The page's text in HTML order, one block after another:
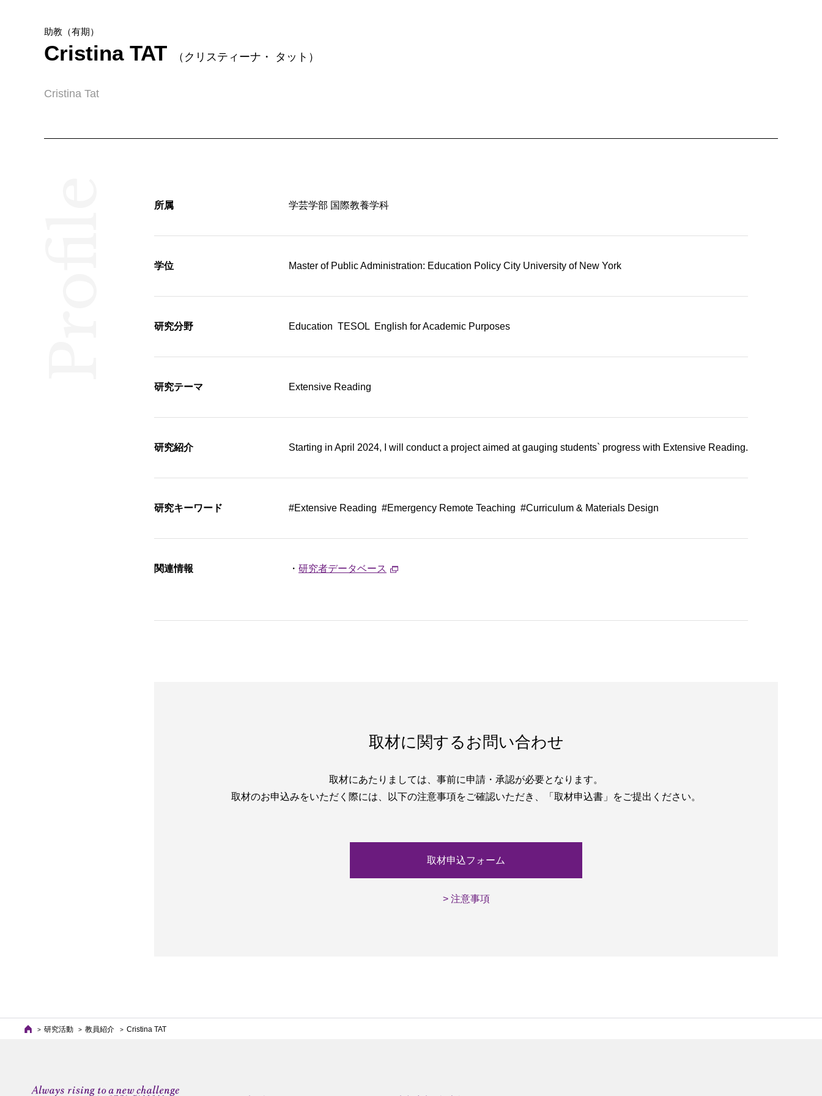
助教（有期）
Cristina TAT （クリスティーナ・ タット）
Cristina Tat
所属 学芸学部 国際教養学科
学位 Master of Public Administration: Education Policy City University of New York
研究分野 Education TESOL English for Academic Purposes
研究テーマ Extensive Reading
研究紹介 Starting in April 2024, I will conduct a project aimed at gauging students` progress with Extensive Reading.
研究キーワード #Extensive Reading #Emergency Remote Teaching #Curriculum & Materials Design
関連情報 ・ 研究者データベース
取材に関するお問い合わせ
取材にあたりましては、 事前に申請・承認が必要となります。
取材のお申込みをいただく際には、
以下の注意事項をご確認いただき、 「取材申込書」をご提出ください。
取材申込フォーム
> 注意事項
研究活動 教員紹介 Cristina TAT